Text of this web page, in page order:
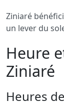
Ziniaré
un lever du
Heure
Ziniaré
Heures